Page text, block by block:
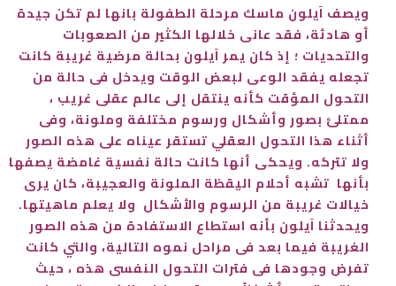
ويصف آيلون ماسك مرحلة الطفولة بانها لم تكن جيدة
أو هادئة، فقد عانى خلالها الكثير من الصعوبات
والتحديات ؛ إذ كان يمر آيلون بحالة مرضية غريبة كانت
تجعله يفقد الوعى لبعض الوقت ويدخل فى حالة من
التحول المؤقت كأنه ينتقل إلى عالم عقلى غريب ،
ممتلئ بصور وأشكال ورسوم مختلفة وملونة، وفى
أثناء هذا التحول العقلي تستقر عيناه على هذه الصور
ولا تتركه. ويحكى أنها كانت حالة نفسية غامضة يصفها
بأنها تشبه أحلام اليقظة الملونة والعجيبة، كان يرى
خيالات غريبة من الرسوم والأشكال ولا يعلم ماهيتها.
ويحدثنا آيلون بأنه استطاع الاستفادة من هذه الصور
الغريبة فيما بعد فى مراحل نموه التالية، والتي كانت
تفرض وجودها فى فترات التحول النفسى هذه ، حيث